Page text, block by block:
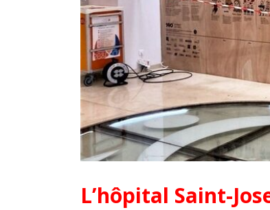
L’hôpital Saint-